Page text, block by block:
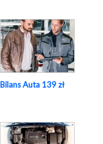
Bilans Auta 139 zł